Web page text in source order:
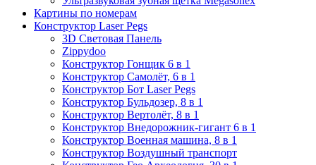
Картины по номерам
Конструктор Laser Pegs
3D Световая Панель
Zippydoo
Конструктор Гонщик 6 в 1
Конструктор Cамолёт, 6 в 1
Конструктор Бот Laser Pegs
Конструктор Бульдозер, 8 в 1
Конструктор Вертолёт, 8 в 1
Конструктор Внедорожник-гигант 6 в 1
Конструктор Военная машина, 8 в 1
Конструктор Воздушный транспорт